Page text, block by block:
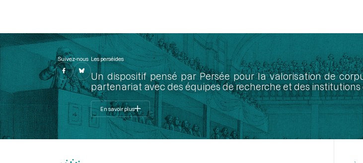
Suivez-nous Les perséides
Un dispositif pensé par Persée pour la valorisation de
partenariat avec des équipes de recherche et des
En savoir plus